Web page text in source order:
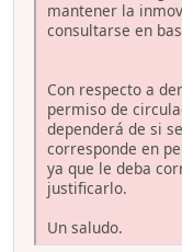
mantener la
consultarse en
Con respecto a
permiso de
dependerá de si
corresponde en
ya que le deba
justificarlo.
Un saludo.